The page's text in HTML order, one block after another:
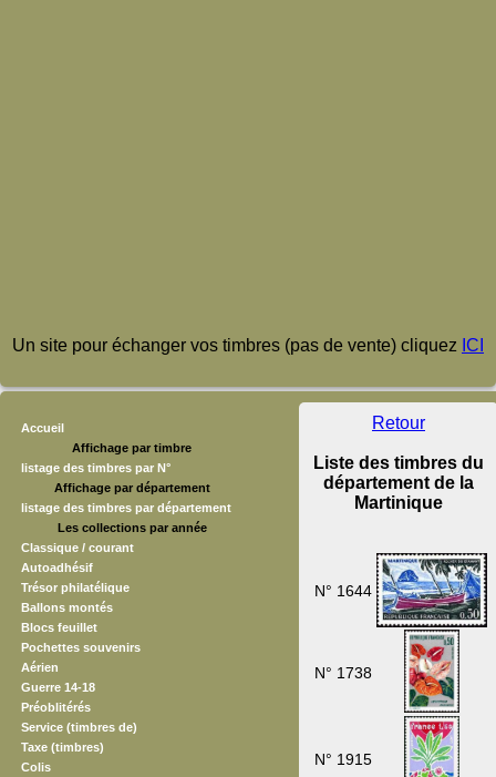
Un site pour échanger vos timbres (pas de vente) cliquez ICI
Accueil
Affichage par timbre
listage des timbres par N°
Affichage par département
listage des timbres par département
Les collections par année
Classique / courant
Autoadhésif
Trésor philatélique
Ballons montés
Blocs feuillet
Pochettes souvenirs
Aérien
Guerre 14-18
Préoblitérés
Service (timbres de)
Taxe (timbres)
Colis
Retour
Liste des timbres du
département de la
Martinique
N° 1644
N° 1738
N° 1915